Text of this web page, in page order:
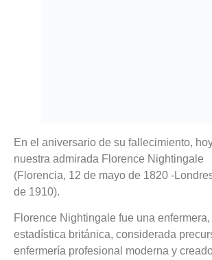
En el aniversario de su fallecimiento,
nuestra admirada Florence Nightingale
(Florencia, 12 de mayo de 1820 -
de 1910).
Florence Nightingale fue una
estadística británica, considerada
enfermería profesional moderna y